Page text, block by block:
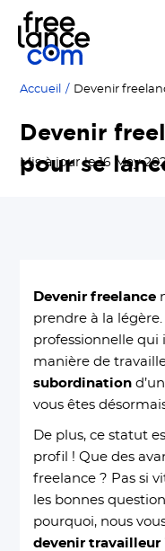
Accueil / Devenir
Devenir
pour se
Mis à jour le 16 May
Devenir freelance
prendre à la légère.
professionnelle
manière de
subordination
vous êtes
De plus, ce statut
profil ! Que des
freelance ? Pas si
les bonnes
pourquoi, nous
devenir travailleur